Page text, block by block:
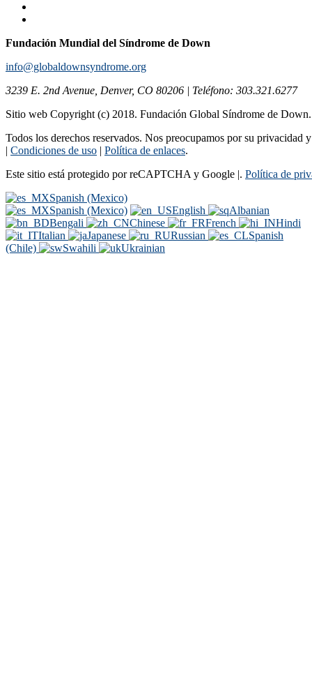
Fundación Mundial del Síndrome de Down
info@globaldownsyndrome.org
3239 E. 2nd Avenue, Denver, CO 80206 | Teléfono: 303.321.6277
Sitio web Copyright (c) 2018. Fundación Global Síndrome de
Todos los derechos reservados. Nos preocupamos por su
| Condiciones de uso | Política de enlaces.
Este sitio está protegido por reCAPTCHA y Google |. Política de
Spanish (Mexico)
Spanish (Mexico)
English
Albanian
Bengali
Chinese French
Hindi
Italian
Japanese Russian
Spanish
(Chile)
Swahili Ukrainian